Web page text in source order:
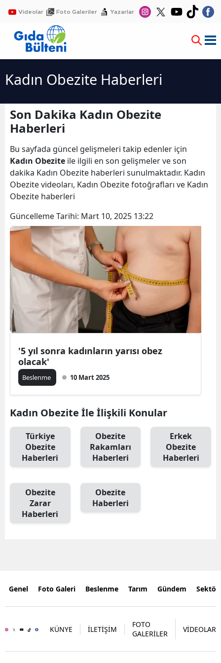
Videolar Foto Galeriler Yazarlar
Kadın Obezite Haberleri
Son Dakika Kadın Obezite
Haberleri
Bu sayfada güncel gelişmeleri takip edenler için
Kadın Obezite ile ilgili en son gelişmeler ve son
dakika Kadın Obezite haberleri sunulmaktadır. Kadın
Obezite videoları, Kadın Obezite fotoğrafları ve Kadın
Obezite haberleri
Güncelleme Tarihi: Mart 10, 2025 13:22
'5 yıl sonra kadınların yarısı obez
olacak'
Beslenme 10 Mart 2025
Kadın Obezite İle İlişkili Konular
Türkiye
Obezite
Haberleri
Obezite
Rakamları
Haberleri
Erkek
Obezite
Haberleri
Obezite
Zarar
Haberleri
Obezite
Haberleri
Genel Foto Galeri Beslenme Tarım Gündem
KÜNYE İLETİŞİM
FOTO
GALERİLER
VİDEOLAR